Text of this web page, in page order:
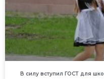
В силу вступил ГОСТ для